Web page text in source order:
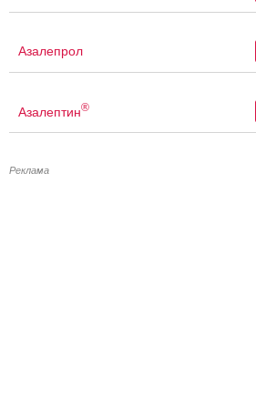
Азалепрол
Азалептин®
Реклама